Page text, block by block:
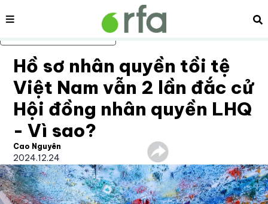
Bỏ qua nội dung chính
Nội dung
Hồ sơ nhân quyền tồi tệ
Việt Nam vẫn 2 lần đắc cử
Hội đồng nhân quyền LHQ
- Vì sao?
Cao Nguyên
2024.12.24